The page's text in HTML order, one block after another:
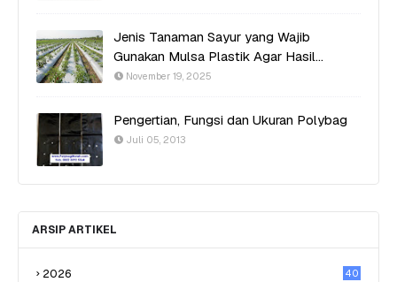
Jenis Tanaman Sayur yang Wajib
Gunakan Mulsa Plastik Agar Hasil
Optimal
November 19, 2025
Pengertian, Fungsi dan Ukuran Polybag
Juli 05, 2013
ARSIP ARTIKEL
2026 40